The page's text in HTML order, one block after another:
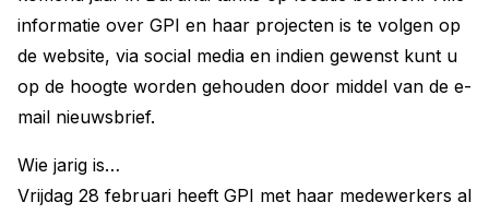
informatie over GPI en haar projecten is te volgen op
de website, via social media en indien gewenst kunt u
op de hoogte worden gehouden door middel van de e-
mail nieuwsbrief.
Wie jarig is…
Vrijdag 28 februari heeft GPI met haar medewerkers al